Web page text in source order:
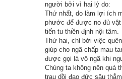
đến giúp, nhân đi qua cửa
nhau luận bàn về binh pháp.
binh nên chọn những quân binh
những quân binh bậc trung thì
nhất thì cho đi sau hết.” Vị
liền thuật lại như vậy. Vua Ba-
người bởi vì hai lý do:
Thứ nhất, do làm lợi ích
phước để được no đủ
tiến tu thiền định nội tâm.
Thứ hai, chỉ bởi việc
giúp cho ngã chấp mau
được gọi là vô ngã khi
Chúng ta không nên quá
trau dồi đạo đức sâu